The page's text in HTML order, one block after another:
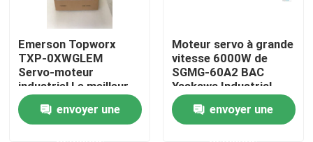
Emerson Topworx
TXP-0XWGLEM
Servo-moteur
industriel Le meilleur
prix
envoyer une
Moteur servo à grande
vitesse 6000W de
SGMG-60A2 BAC
Yaskawa Industrial
Servo Motor
envoyer une